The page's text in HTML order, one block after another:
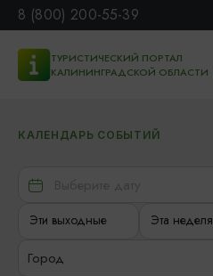
8 (800) 200-55-39
ТУРИСТИЧЕСКИЙ ПОРТАЛ
КАЛИНИНГРАДСКОЙ ОБЛАСТИ
КАЛЕНДАРЬ СОБЫТИЙ
Эти выходные Эта неделя
Город